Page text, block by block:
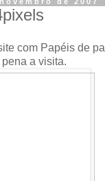
com Papéis de
a visita.